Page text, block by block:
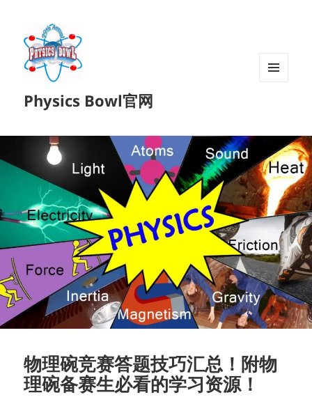
Physics Bowl官网
物理碗竞赛答题技巧汇总！附物
理碗备赛生必看的学习资源！